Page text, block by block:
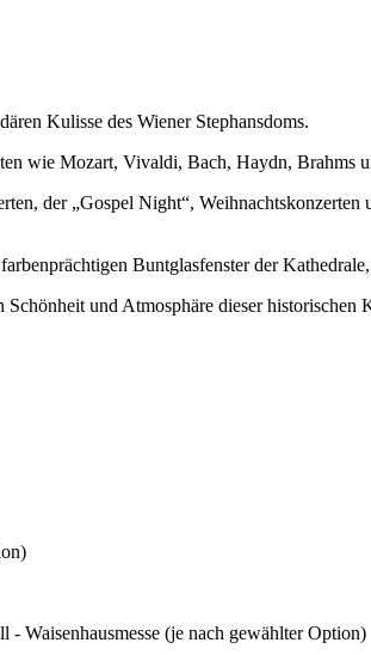
Kulisse des Wiener Stephansdoms.
wie Mozart, Vivaldi, Bach, Haydn, Brahms
der „Gospel Night“,
Buntglasfenster der
und Atmosphäre dieser historischen
- Waisenhausmesse (je nach gewählter Option)